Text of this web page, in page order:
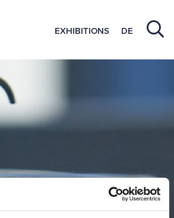
DE
EXHIBITIONS